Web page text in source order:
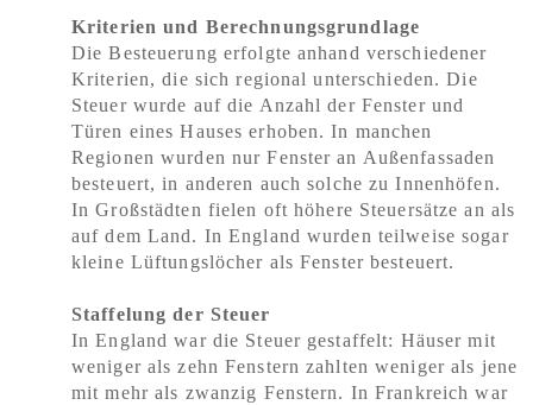
Kriterien und Berechnungsgrundlage
Die Besteuerung erfolgte anhand verschiedener
Kriterien, die sich regional unterschieden. Die
Steuer wurde auf die Anzahl der Fenster und
Türen eines Hauses erhoben. In manchen
Regionen wurden nur Fenster an Außenfassaden
besteuert, in anderen auch solche zu Innenhöfen.
In Großstädten fielen oft höhere Steuersätze an als
auf dem Land. In England wurden teilweise sogar
kleine Lüftungslöcher als Fenster besteuert.
Staffelung der Steuer
In England war die Steuer gestaffelt: Häuser mit
weniger als zehn Fenstern zahlten weniger als jene
mit mehr als zwanzig Fenstern. In Frankreich war